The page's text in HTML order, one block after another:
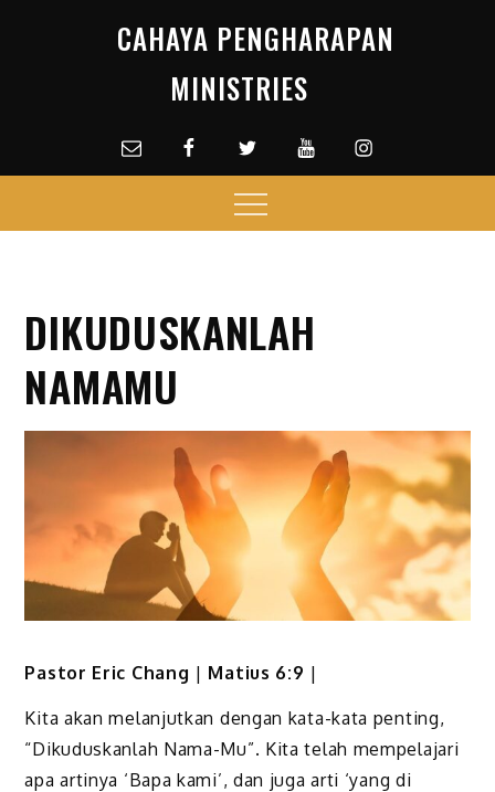
CAHAYA PENGHARAPAN
MINISTRIES
Email facebookTwitterYoutubeInstagram
Menu
DIKUDUSKANLAH
NAMAMU
Pastor Eric Chang | Matius 6:9 |
Kita akan melanjutkan dengan kata-kata penting,
“Dikuduskanlah Nama-Mu”. Kita telah mempelajari
apa artinya ‘Bapa kami’, dan juga arti ‘yang di